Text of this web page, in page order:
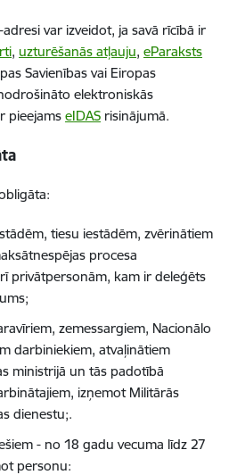
adresi var izveidot, ja savā rīcībā ir
, uzturēšanās atļauju, eParaksts
Savienības vai Eiropas
elektroniskās
pieejams eIDAS risinājumā.
tiesu iestādēm, zvērinātiem
procesa
privātpersonām, kam ir deleģēts
zemessargiem, Nacionālo
darbiniekiem, atvaļinātiem
ministrijā un tās padotībā
izņemot Militārās
dienestu;.
- no 18 gadu vecuma līdz 27
personu: